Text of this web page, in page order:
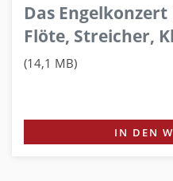
Das
Flöte, Streicher,
(14,1 MB)
IN DEN